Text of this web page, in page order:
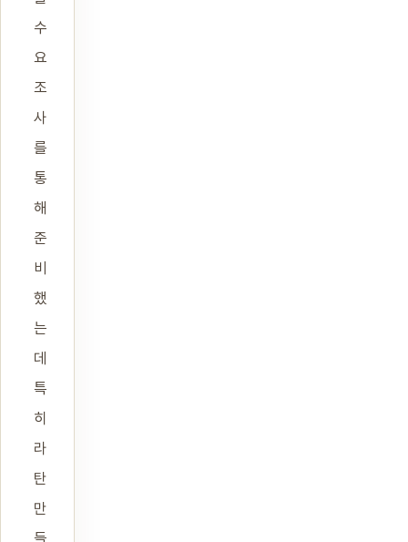
수
요
조
사
를
통
해
준
비
했
는
데
특
히
라
탄
만